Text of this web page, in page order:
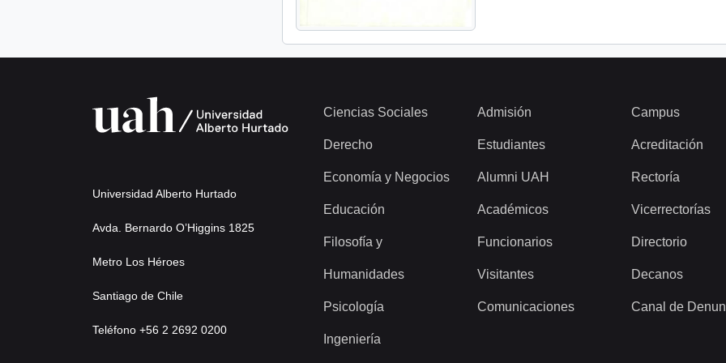
Universidad Alberto Hurtado
Avda. Bernardo O’Higgins 1825
Metro Los Héroes
Santiago de Chile
Teléfono +56 2 2692 0200
Ciencias Sociales
Derecho
Economía y Negocios
Educación
Filosofía y
Humanidades
Psicología
Ingeniería
Admisión
Estudiantes
Alumni UAH
Académicos
Funcionarios
Visitantes
Comunicaciones
Campus
Acreditación
Rectoría
Vicerrectorías
Directorio
Decanos
Canal de